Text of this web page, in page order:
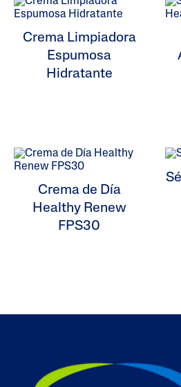
Crema Limpiadora
Espumosa
Hidratante
Crema de Día
Healthy Renew
FPS30